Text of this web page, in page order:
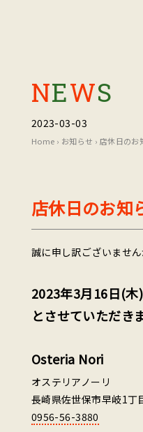
NEWS
2023-03-03
Home › お知らせ › 店休日のお
店休日のお知
誠に申し訳ございませ
2023年3月16日(
とさせていただき
Osteria Nori
オステリアノーリ
長崎県佐世保市早岐1丁
0956-56-3880